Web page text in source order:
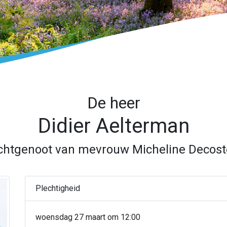
De heer
Didier Aelterman
van mevrouw Micheline
Plechtigheid
woensdag 27 maart om 12:00